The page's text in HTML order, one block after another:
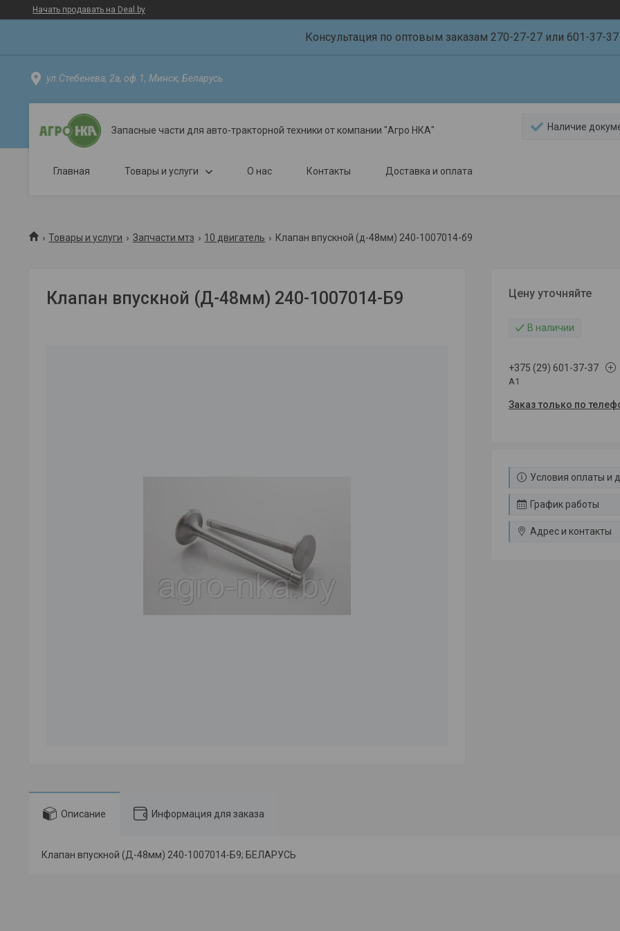
Начать продавать на Deal.by
Консультация по оптовым заказам 270-27-27 или 601-37-37
ул.Стебенева, 2а, оф.1, Минск, Беларусь
Запасные части для авто-тракторной техники от компании "Агро НКА" Наличие
Главная Товары и услуги О нас Контакты Доставка и оплата
Товары и услуги Запчасти мтз 10 двигатель Клапан впускной (д-48мм) 240-1007014-б9
Клапан впускной (Д-48мм) 240-1007014-Б9 Цену уточняйте
В наличии
+375 (29) 601-37-37
A1
Заказ только по
Условия оплаты и
График работы
Адрес и контакты
Описание Информация для заказа
Клапан впускной (Д-48мм) 240-1007014-Б9; БЕЛАРУСЬ